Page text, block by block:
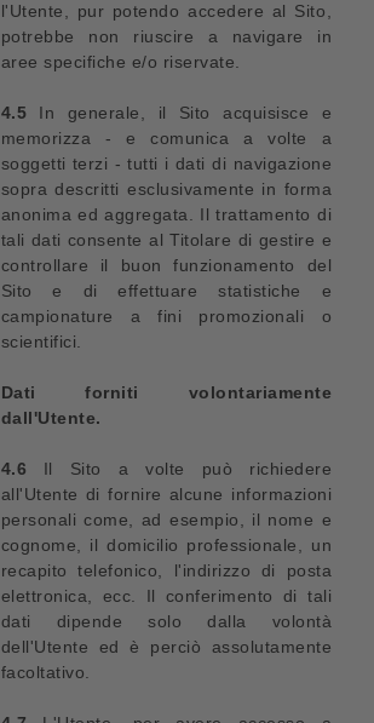
l'Utente, pur potendo accedere al Sito,
potrebbe non riuscire a navigare in
aree specifiche e/o riservate.
4.5 In generale, il Sito acquisisce e
memorizza - e comunica a volte a
soggetti terzi - tutti i dati di navigazione
sopra descritti esclusivamente in forma
anonima ed aggregata. Il trattamento di
tali dati consente al Titolare di gestire e
controllare il buon funzionamento del
Sito e di effettuare statistiche e
campionature a fini promozionali o
scientifici.
Dati forniti volontariamente
dall'Utente.
4.6 Il Sito a volte può richiedere
all'Utente di fornire alcune informazioni
personali come, ad esempio, il nome e
cognome, il domicilio professionale, un
recapito telefonico, l'indirizzo di posta
elettronica, ecc. Il conferimento di tali
dati dipende solo dalla volontà
dell'Utente ed è perciò assolutamente
facoltativo.